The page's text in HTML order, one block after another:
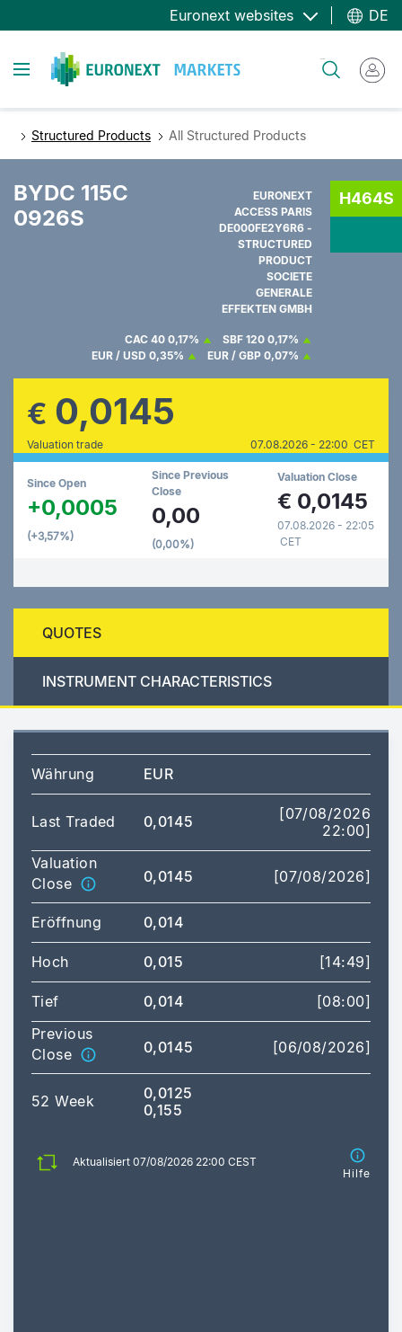
zum
Euronext websites DE
Toggle navigation
Structured Products All Structured Products
BYDC 115C
0926S
EURONEXT
ACCESS PARIS
DE000FE2Y6R6 -
STRUCTURED
PRODUCT
SOCIETE
GENERALE
EFFEKTEN GMBH
H464S
CAC 40 0,17% SBF 120 0,17%
EUR / USD 0,35% EUR / GBP 0,07%
€ 0,0145
Valuation trade 07.08.2026 - 22:00 CET
Since Open
+0,0005
(+3,57%)
Since Previous
Close
0,00
(0,00%)
Valuation Close
€ 0,0145
07.08.2026 - 22:05
CET
QUOTES
INSTRUMENT CHARACTERISTICS
Währung EUR
Last Traded 0,0145
[07/08/2026
22:00]
Valuation
Close
0,0145 [07/08/2026]
Eröffnung 0,014
Hoch 0,015 [14:49]
Tief 0,014
[08:00]
Previous
Close
0,0145 [06/08/2026]
52 Week
0,0125
0,155
Aktualisiert 07/08/2026 22:00 CEST
Hilfe